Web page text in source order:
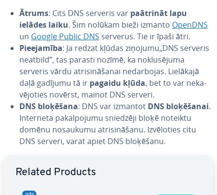
Ātrums: Cits DNS serveris var paātrināt lapu
ielādes laiku. Šim nolūkam bieži izmanto OpenDNS
un Google Public DNS serverus. Tie ir īpaši ātri.
Pie­eja­mī­ba: Ja redzat kļūdas ziņojumu„DNS serveris
neatbild”, tas parasti nozīmē, ka no­klu­sē­ju­ma
serveris vārdu at­ri­si­nā­ša­nai ne­dar­bo­jas. Lielākajā
daļā gadījumu tā ir pagaidu kļūda, bet to var ne­ka­
vē­jo­ties novērst, mainot DNS serveri.
DNS bloķēšana: DNS var izmantot DNS blo­ķē­ša­nai.
Interneta pa­kal­po­ju­mu sniedzēji bloķē noteiktu
domēnu nosaukumu at­ri­si­nā­ša­nu. Iz­vē­lo­ties citu
DNS serveri, varat apiet DNS bloķēšanu.
Related Products